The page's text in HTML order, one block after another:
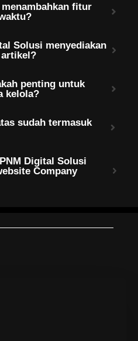
fitur
Solusi menyediakan
artikel?
penting untuk
kelola?
sudah termasuk
Digital Solusi
Company